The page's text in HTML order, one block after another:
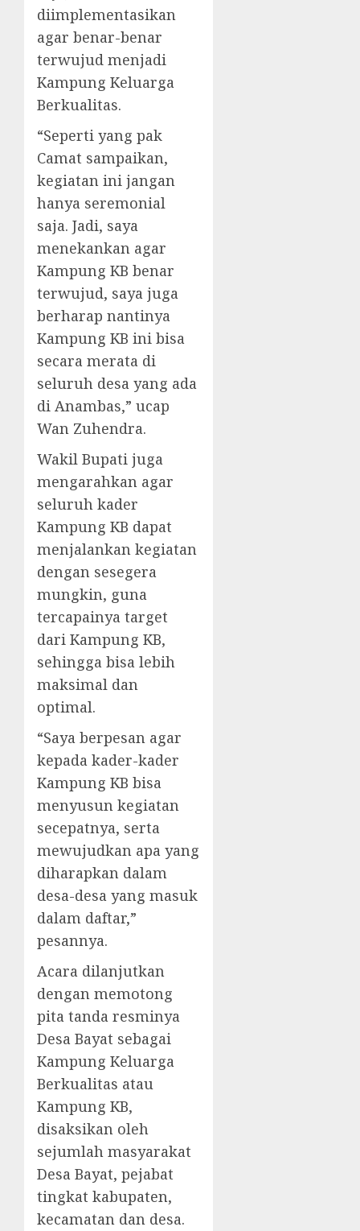
diimplementasikan
agar benar-benar
terwujud menjadi
Kampung Keluarga
Berkualitas.
“Seperti yang pak
Camat sampaikan,
kegiatan ini jangan
hanya seremonial
saja. Jadi, saya
menekankan agar
Kampung KB benar
terwujud, saya juga
berharap nantinya
Kampung KB ini bisa
secara merata di
seluruh desa yang ada
di Anambas,” ucap
Wan Zuhendra.
Wakil Bupati juga
mengarahkan agar
seluruh kader
Kampung KB dapat
menjalankan kegiatan
dengan sesegera
mungkin, guna
tercapainya target
dari Kampung KB,
sehingga bisa lebih
maksimal dan
optimal.
“Saya berpesan agar
kepada kader-kader
Kampung KB bisa
menyusun kegiatan
secepatnya, serta
mewujudkan apa yang
diharapkan dalam
desa-desa yang masuk
dalam daftar,”
pesannya.
Acara dilanjutkan
dengan memotong
pita tanda resminya
Desa Bayat sebagai
Kampung Keluarga
Berkualitas atau
Kampung KB,
disaksikan oleh
sejumlah masyarakat
Desa Bayat, pejabat
tingkat kabupaten,
kecamatan dan desa.